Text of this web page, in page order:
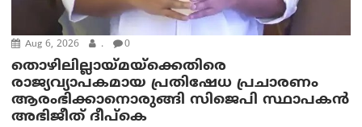
Aug 6, 2026 . 0
തൊഴിലില്ലായ്മയ്ക്കെതിരെ
രാജ്യവ്യാപകമായ പ്രതിഷേധ പ്രചാരണം
ആരംഭിക്കാനൊരുങ്ങി സിജെപി സ്ഥാപകന്‍
അഭിജീത് ദീപ്കെ